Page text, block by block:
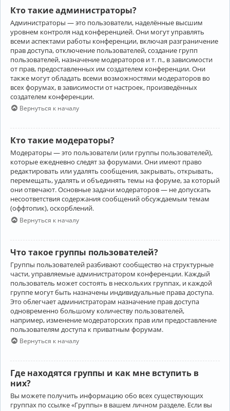
Кто такие администраторы?
Администраторы — это пользователи, наделённые высшим
уровнем контроля над конференцией. Они могут управлять
всеми аспектами работы конференции, включая разграничение
прав доступа, отключение пользователей, создание групп
пользователей, назначение модераторов и т. п., в зависимости
от прав, предоставленных им создателем конференции. Они
также могут обладать всеми возможностями модераторов во
всех форумах, в зависимости от настроек, произведённых
создателем конференции.
Вернуться к началу
Кто такие модераторы?
Модераторы — это пользователи (или группы пользователей),
которые ежедневно следят за форумами. Они имеют право
редактировать или удалять сообщения, закрывать, открывать,
перемещать, удалять и объединять темы на форуме, за который
они отвечают. Основные задачи модераторов — не допускать
несоответствия содержания сообщений обсуждаемым темам
(оффтопик), оскорблений.
Вернуться к началу
Что такое группы пользователей?
Группы пользователей разбивают сообщество на структурные
части, управляемые администратором конференции. Каждый
пользователь может состоять в нескольких группах, и каждой
группе могут быть назначены индивидуальные права доступа.
Это облегчает администраторам назначение прав доступа
одновременно большому количеству пользователей,
например, изменение модераторских прав или предоставление
пользователям доступа к приватным форумам.
Вернуться к началу
Где находятся группы и как мне вступить в
них?
Вы можете получить информацию обо всех существующих
группах по ссылке «Группы» в вашем личном разделе. Если вы